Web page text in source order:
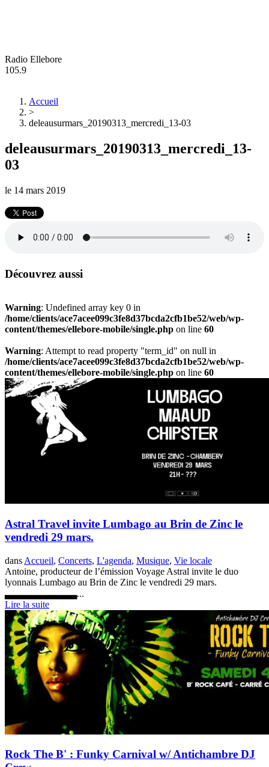
Radio Ellebore
105.9
Accueil
>
deleausurmars_20190313_mercredi_13-03
deleausurmars_20190313_mercredi_13-
03
le 14 mars 2019
Découvrez aussi
Warning: Undefined array key 0 in
/home/clients/ace7acee099c3fe8d37bcda2cfb1be52/web/wp-
content/themes/ellebore-mobile/single.php on line 60
Warning: Attempt to read property "term_id" on null in
/home/clients/ace7acee099c3fe8d37bcda2cfb1be52/web/wp-
content/themes/ellebore-mobile/single.php on line 60
Astral Travel invite Lumbago au Brin de Zinc le
vendredi 29 mars.
dans Accueil, Concerts, L'agenda, Musique, Vie locale
Antoine, producteur de l’émission Voyage Astral invite le duo
lyonnais Lumbago au Brin de Zinc le vendredi 29 mars.
▃▃▃▃▃▃▃▃▃▃...
Lire la suite
Rock The B' : Funky Carnival w/ Antichambre DJ